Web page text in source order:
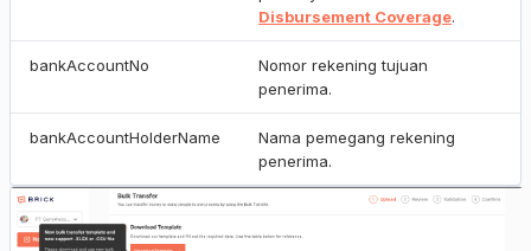
Disbursement Coverage.
bankAccountNo
Nomor rekening tujuan
penerima.
bankAccountHolderName
Nama pemegang rekening
penerima.